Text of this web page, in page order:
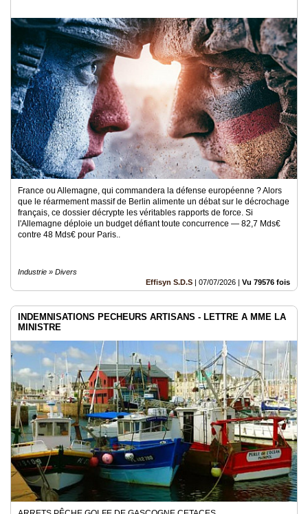
France ou Allemagne, qui commandera la défense européenne ? Alors
que le réarmement massif de Berlin alimente un débat sur le décrochage
français, ce dossier décrypte les véritables rapports de force. Si
l'Allemagne déploie un budget défiant toute concurrence — 82,7 Mds€
contre 48 Mds€ pour Paris..
Industrie » Divers
Effisyn S.D.S | 07/07/2026 | Vu 79576 fois
INDEMNISATIONS PECHEURS ARTISANS - LETTRE A MME LA
MINISTRE